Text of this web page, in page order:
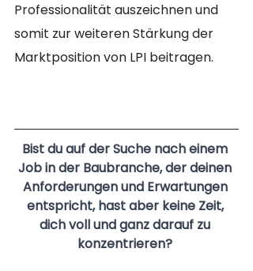
Professionalität auszeichnen und
somit zur weiteren Stärkung der
Marktposition von LPI beitragen.
Bist du auf der Suche nach einem
Job in der Baubranche, der deinen
Anforderungen und Erwartungen
entspricht, hast aber keine Zeit,
dich voll und ganz darauf zu
konzentrieren?